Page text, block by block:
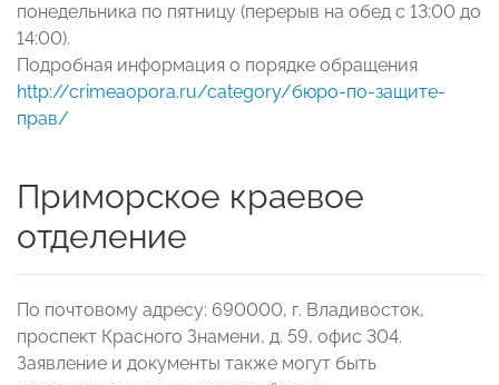
понедельника по пятницу (перерыв на обед с 13:00 до
14:00).
Подробная информация о порядке обращения
http://crimeaopora.ru/category/бюро-по-защите-
прав/
Приморское краевое
отделение
По почтовому адресу: 690000, г. Владивосток,
проспект Красного Знамени, д. 59, офис 304.
Заявление и документы также могут быть